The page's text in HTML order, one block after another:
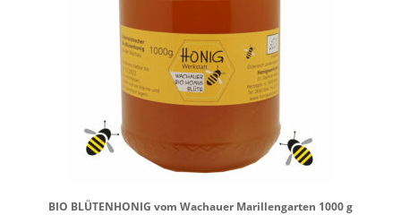
BIO BLÜTENHONIG vom Wachauer Marillengarten 1000 g